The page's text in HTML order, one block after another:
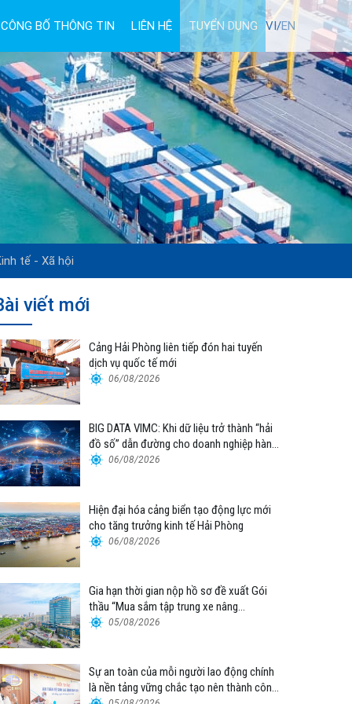
CÔNG BỐ THÔNG TIN LIÊN HỆ TUYỂN DỤNG VI/EN
tế - Xã hội
viết mới
Cảng Hải Phòng liên tiếp đón hai tuyến
dịch vụ quốc tế mới
06/08/2026
BIG DATA VIMC: Khi dữ liệu trở thành “hải
đồ số” dẫn đường cho doanh nghiệp hàng
hải 06/08/2026
Hiện đại hóa cảng biển tạo động lực mới
cho tăng trưởng kinh tế Hải Phòng
06/08/2026
Gia hạn thời gian nộp hồ sơ đề xuất Gói
thầu “Mua sắm tập trung xe nâng
container thuộc Tổng công ty Hàng hải
05/08/2026
Sự an toàn của mỗi người lao động chính
là nền tảng vững chắc tạo nên thành công